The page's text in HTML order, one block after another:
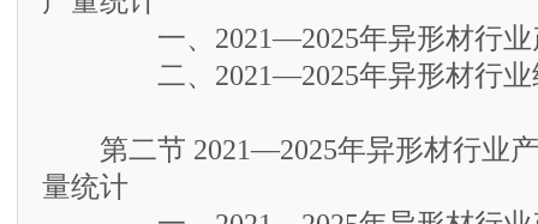
产量统计
一、2021—2025年异形材行业
二、2021—2025年异形材行业细
第二节 2021—2025年异形材行业产
量统计